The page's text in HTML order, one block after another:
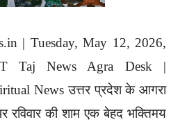
| Tuesday, May 12, 2026,
Taj News Agra Desk |
News उत्तर प्रदेश के आगरा
की शाम एक बेहद भक्तिमय